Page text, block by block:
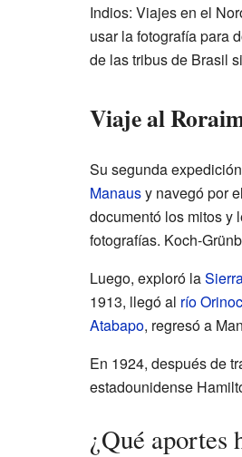
Indios: Viajes en el
usar la fotografía para
de las tribus de Brasil
Viaje al
Su segunda
Manausy navegó por el
documentó los mitos y
fotografías. Koch-
Luego, exploró la
1913, llegó al río
Atabapo, regresó a
En 1924, después de
estadounidense
¿Qué aportes